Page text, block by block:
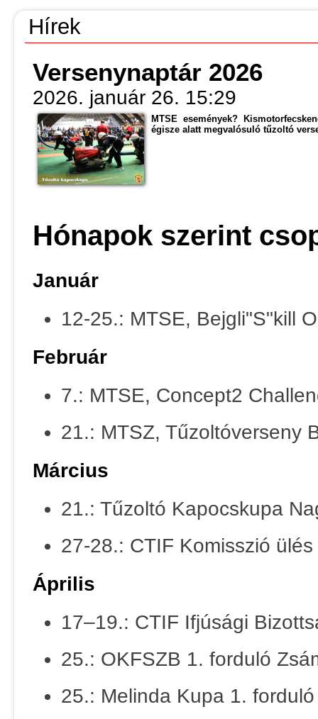
Hírek
Versenynaptár 2026
2026. január 26. 15:29
MTSE események?
égisze alatt megvalósuló tűzoltó
Hónapok szerint
Január
12-25.: MTSE, Bejgli"S"kill
Február
7.: MTSE, Concept2
21.: MTSZ, Tűzoltóverseny
Március
21.: Tűzoltó Kapocskupa
27-28.: CTIF Komisszió ülés
Április
17–19.: CTIF Ifjúsági
25.: OKFSZB 1. forduló
25.: Melinda Kupa 1. forduló